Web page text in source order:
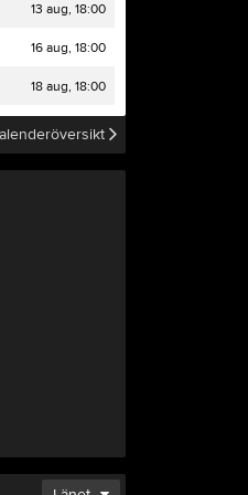
13 aug, 18:00
16 aug, 18:00
18 aug, 18:00